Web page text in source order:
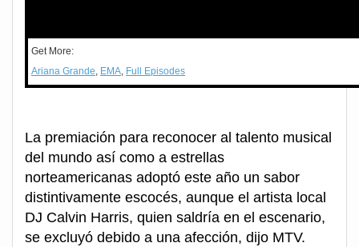
Get More:
Ariana Grande, EMA, Full Episodes
La premiación para reconocer al talento musical
del mundo así como a estrellas
norteamericanas adoptó este año un sabor
distintivamente escocés, aunque el artista local
DJ Calvin Harris, quien saldría en el escenario,
se excluyó debido a una afección, dijo MTV.